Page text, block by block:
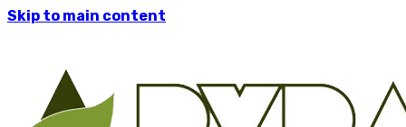
Skip to main content